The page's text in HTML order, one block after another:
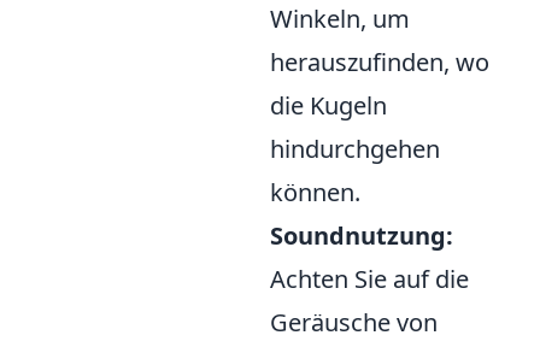
Winkeln, um
herauszufinden, wo
die Kugeln
hindurchgehen
können.
Soundnutzung:
Achten Sie auf die
Geräusche von